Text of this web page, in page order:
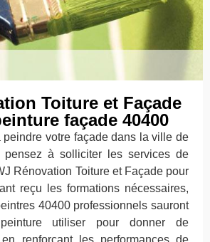
Toiture et Façade
façade 40400
peindre votre façade dans la ville de
pensez à solliciter les services de
Rénovation Toiture et Façade pour
reçu les formations nécessaires,
40400 professionnels sauront
utiliser pour donner de
en renforçant les performances de